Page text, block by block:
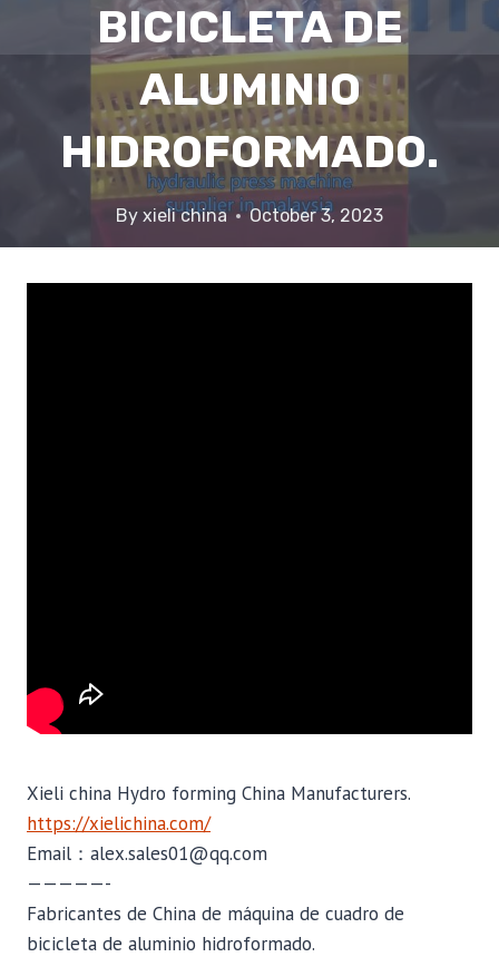
BICICLETA DE
ALUMINIO
HIDROFORMADO.
By xieli china October 3, 2023
Xieli china Hydro forming China Manufacturers.
https://xielichina.com/
Email：alex.sales01@qq.com
—————-
Fabricantes de China de máquina de cuadro de
bicicleta de aluminio hidroformado.